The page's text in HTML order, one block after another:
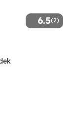
6.5(2)